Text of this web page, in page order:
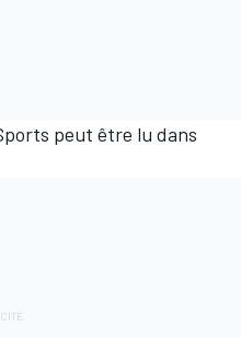
peut être lu dans